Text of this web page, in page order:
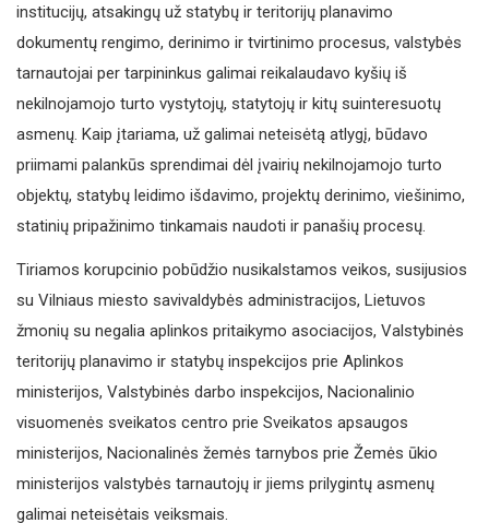
institucijų, atsakingų už statybų ir teritorijų planavimo
dokumentų rengimo, derinimo ir tvirtinimo procesus, valstybės
tarnautojai per tarpininkus galimai reikalaudavo kyšių iš
nekilnojamojo turto vystytojų, statytojų ir kitų suinteresuotų
asmenų. Kaip įtariama, už galimai neteisėtą atlygį, būdavo
priimami palankūs sprendimai dėl įvairių nekilnojamojo turto
objektų, statybų leidimo išdavimo, projektų derinimo, viešinimo,
statinių pripažinimo tinkamais naudoti ir panašių procesų.
Tiriamos korupcinio pobūdžio nusikalstamos veikos, susijusios
su Vilniaus miesto savivaldybės administracijos, Lietuvos
žmonių su negalia aplinkos pritaikymo asociacijos, Valstybinės
teritorijų planavimo ir statybų inspekcijos prie Aplinkos
ministerijos, Valstybinės darbo inspekcijos, Nacionalinio
visuomenės sveikatos centro prie Sveikatos apsaugos
ministerijos, Nacionalinės žemės tarnybos prie Žemės ūkio
ministerijos valstybės tarnautojų ir jiems prilygintų asmenų
galimai neteisėtais veiksmais.